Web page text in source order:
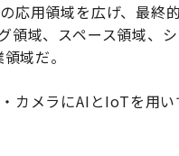
応用領域を広げ、最終的
領域、スペース領域、シ
域だ。
カメラにAIとIoTを用い